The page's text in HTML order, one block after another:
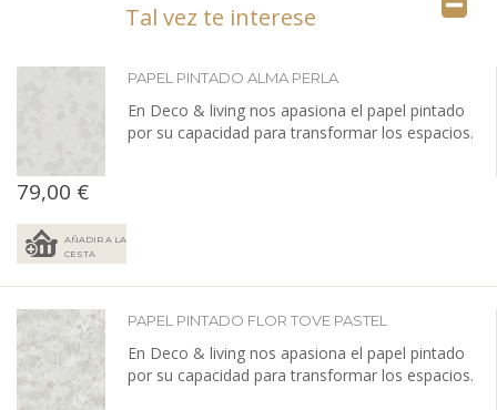
Tal vez te interese
PAPEL PINTADO ALMA PERLA
En Deco & living nos apasiona el papel pintado
por su capacidad para transformar los espacios.
79,00 €
AÑADIR A LA
CESTA
PAPEL PINTADO FLOR TOVE PASTEL
En Deco & living nos apasiona el papel pintado
por su capacidad para transformar los espacios.